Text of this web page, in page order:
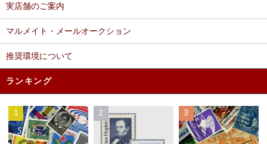
実店舗のご案内
マルメイト・メールオークション
推奨環境について
ランキング
1 2 3